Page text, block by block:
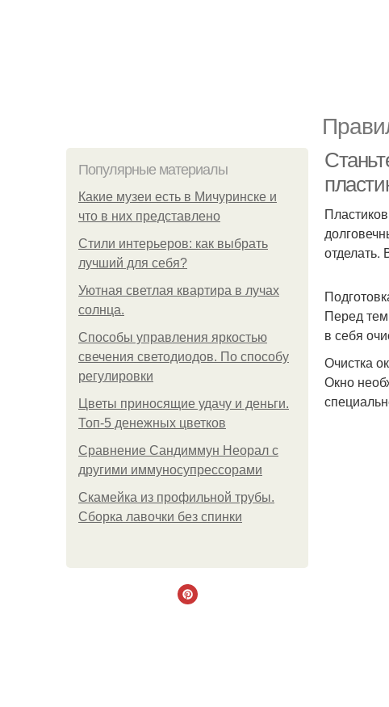
Популярные материалы
Какие музеи есть в Мичуринске и
что в них представлено
Стили интерьеров: как выбрать
лучший для себя?
Уютная светлая квартира в лучах
солнца.
Способы управления яркостью
свечения светодиодов. По способу
регулировки
Цветы приносящие удачу и деньги.
Топ-5 денежных цветков
Сравнение Сандиммун Неорал с
другими иммуносупрессорами
Скамейка из профильной трубы.
Сборка лавочки без спинки
отделать.
Перед
в себя
Очистка
Окно